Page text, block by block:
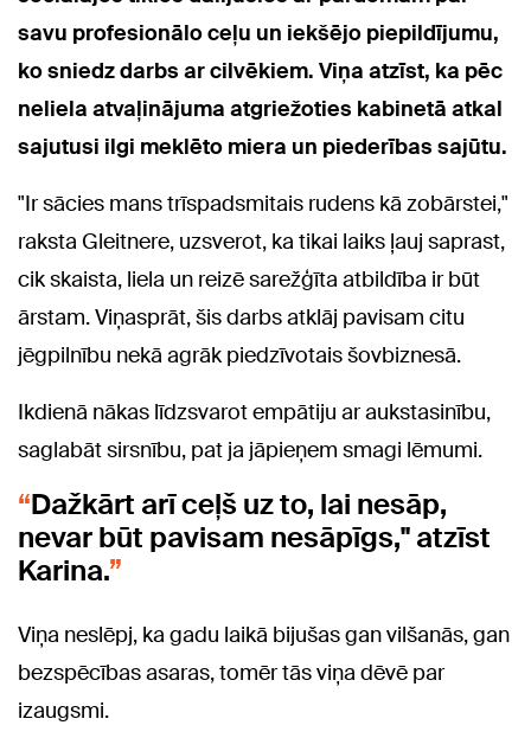
savu profesionālo ceļu un iekšējo piepildījumu,
ko sniedz darbs ar cilvēkiem. Viņa atzīst, ka pēc
neliela atvaļinājuma atgriežoties kabinetā atkal
sajutusi ilgi meklēto miera un piederības sajūtu.
"Ir sācies mans trīspadsmitais rudens kā zobārstei,"
raksta Gleitnere, uzsverot, ka tikai laiks ļauj saprast,
cik skaista, liela un reizē sarežģīta atbildība ir būt
ārstam. Viņasprāt, šis darbs atklāj pavisam citu
jēgpilnību nekā agrāk piedzīvotais šovbiznesā.
Ikdienā nākas līdzsvarot empātiju ar aukstasinību,
saglabāt sirsnību, pat ja jāpieņem smagi lēmumi.
Dažkārt arī ceļš uz to, lai nesāp,
nevar būt pavisam nesāpīgs," atzīst
Karina.
Viņa neslēpj, ka gadu laikā bijušas gan vilšanās, gan
bezspēcības asaras, tomēr tās viņa dēvē par
izaugsmi.